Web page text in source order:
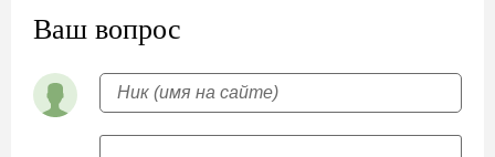
Ваш вопрос